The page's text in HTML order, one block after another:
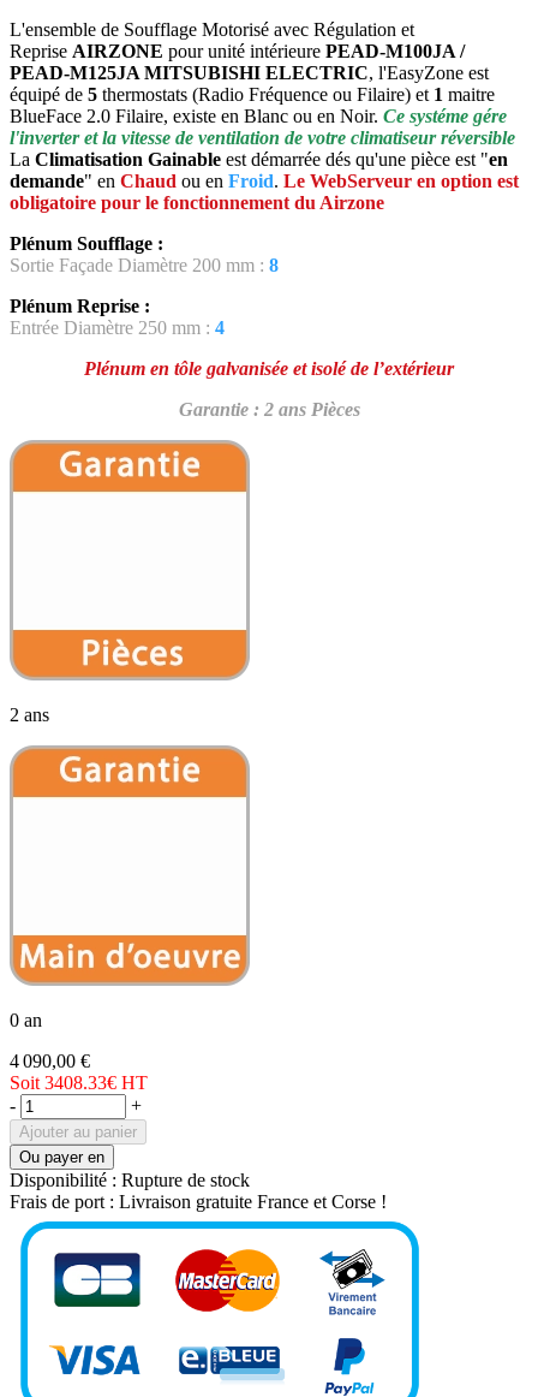
L'ensemble de Soufflage Motorisé avec Régulation et
Reprise AIRZONE pour unité intérieure PEAD-M100JA /
PEAD-M125JA MITSUBISHI ELECTRIC, l'EasyZone est
équipé de 5 thermostats (Radio Fréquence ou Filaire) et 1 maitre
BlueFace 2.0 Filaire, existe en Blanc ou en Noir. Ce systéme gére
l'inverter et la vitesse de ventilation de votre climatiseur réversible
La Climatisation Gainable est démarrée dés qu'une pièce est "en
demande" en Chaud ou en Froid. Le WebServeur en option est
obligatoire pour le fonctionnement du Airzone
Plénum Soufflage :
Sortie Façade Diamètre 200 mm : 8
Plénum Reprise :
Entrée Diamètre 250 mm : 4
Plénum en tôle galvanisée et isolé de l’extérieur
Garantie : 2 ans Pièces
2 ans
0 an
4 090,00 €
Soit 3408.33€ HT
-
+
Ajouter au panier
Ou payer en
Disponibilité : Rupture de stock
Frais de port : Livraison gratuite France et Corse !